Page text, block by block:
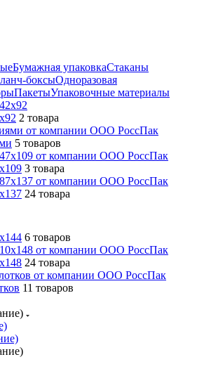
Бумажная упаковкаСтаканы
боксыОдноразовая
ПакетыУпаковочные материалы
2 товара
5 товаров
3 товара
24 товара
6 товаров
24 товара
11 товаров